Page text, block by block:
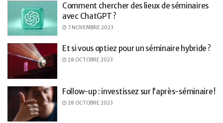
Comment chercher des lieux de séminaires
avec ChatGPT ?
7 NOVEMBRE 2023
Et si vous optiez pour un séminaire hybride ?
28 OCTOBRE 2023
Follow-up : investissez sur l’après-séminaire !
28 OCTOBRE 2023